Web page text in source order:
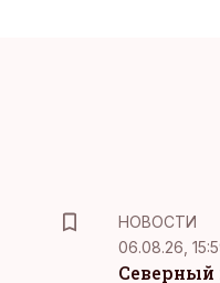
НОВОСТИ
06.08.26,
Северный